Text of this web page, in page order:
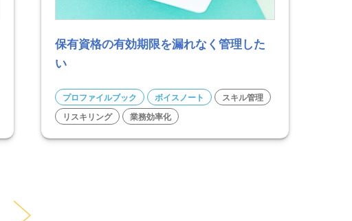
保有資格の有効期限を漏れなく管理した
い
プロファイルブック ボイスノート
スキル管理
リスキリング
業務効率化